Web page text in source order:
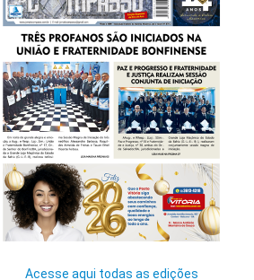
Acesse aqui todas as edições